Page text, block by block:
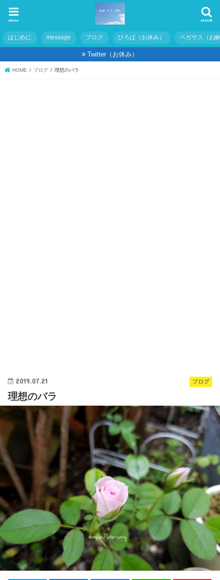
search
menu
はじめに message ブログ ひろば（お休み） ペガサス（お
Twitter（お休み）
HOME ブログ 理想のバラ
ブログ
2019.07.21
理想のバラ